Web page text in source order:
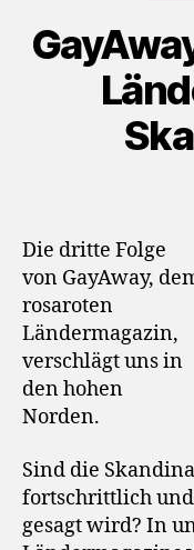
Die dritte Folge
von GayAway,
rosaroten
Ländermagazin,
verschlägt uns in
den hohen
Norden.
Sind die
fortschrittlich
gesagt wird? In